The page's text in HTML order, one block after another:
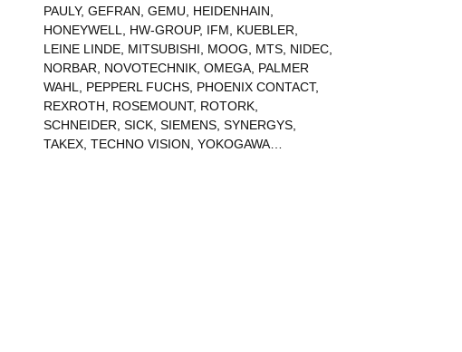
PAULY, GEFRAN GEMU HEIDENHAIN
HONEYWELL
HW-GROUP, IFM KUEBLER
LEINE LINDE MITSUBISHI MOOG MTS NIDEC
NORBAR
NOVOTECHNIK OMEGA PALMER
WAHL
PEPPERL FUCHS PHOENIX CONTACT,
REXROTH
ROSEMOUNT, ROTORK
SCHNEIDER SICK SIEMENS SYNERGYS
TAKEX TECHNO VISION YOKOGAWA